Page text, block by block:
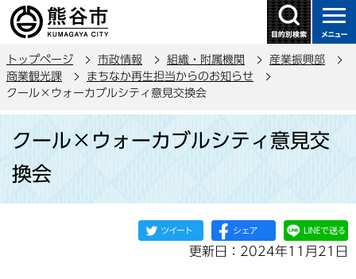
の
ー
ジ
トップページ 市政情報 組織・附属機関
産業振興部
商業観光課
まちなか再生担当からのお知らせ
クール×ウォーカブルシティ意見交換会
か
クール×ウォーカブルシティ意見交
換会
更新日：2024年11月21日